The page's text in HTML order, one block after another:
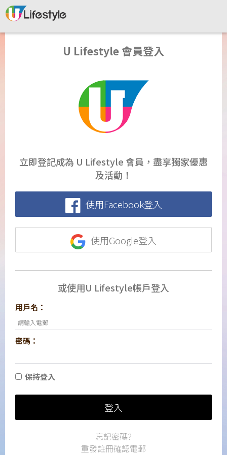
U Lifestyle 會員登入
立即登記成為 U Lifestyle 會員，盡享獨家優惠
及活動！
使用Facebook登入
使用Google登入
或使用U Lifestyle帳戶登入
用戶名：
密碼：
保持登入
登入
忘記密碼?
重發註冊確認電郵